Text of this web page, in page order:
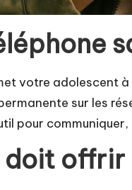
votre adolescent à
sur les
pour
doit offrir